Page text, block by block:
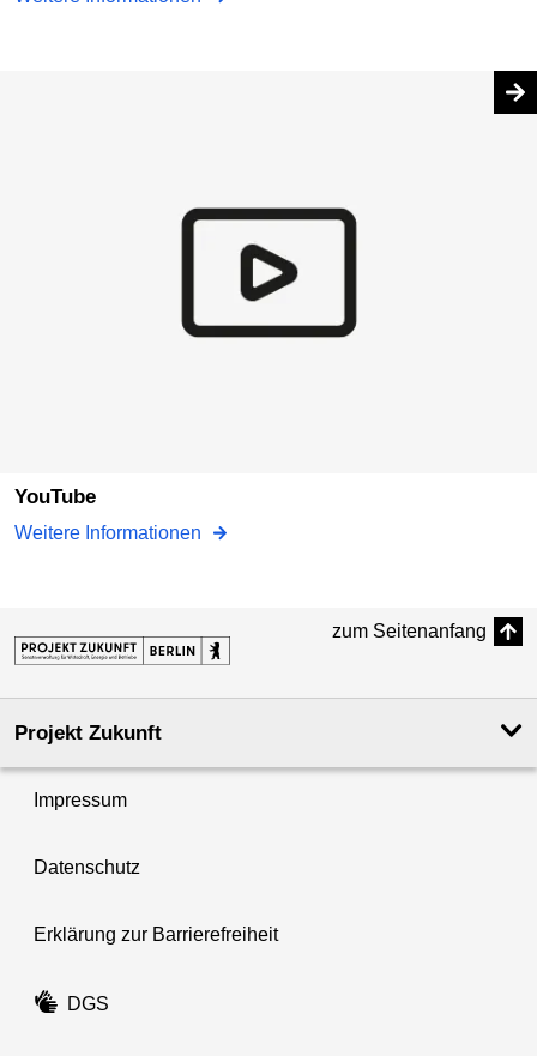
YouTube
Weitere Informationen
zum Seitenanfang
Projekt Zukunft
Impressum
Datenschutz
Erklärung zur Barrierefreiheit
DGS